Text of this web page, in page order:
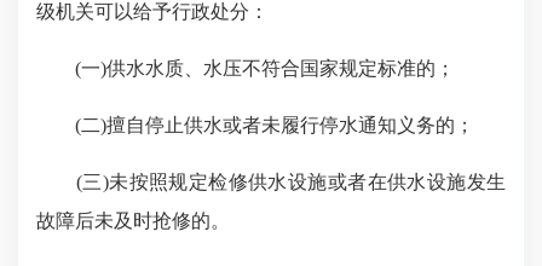
级机关可以给予行政处分：
(一)供水水质、水压不符合国家规定标准的；
(二)擅自停止供水或者未履行停水通知义务的；
(三)未按照规定检修供水设施或者在供水设施发生
故障后未及时抢修的。